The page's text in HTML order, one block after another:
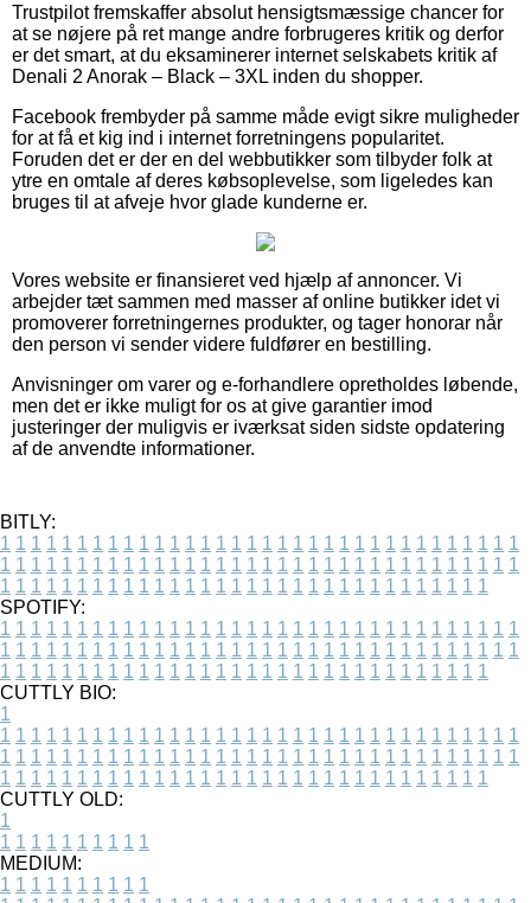
Trustpilot fremskaffer absolut hensigtsmæssige chancer for
at se nøjere på ret mange andre forbrugeres kritik og derfor
er det smart, at du eksaminerer internet selskabets kritik af
Denali 2 Anorak – Black – 3XL inden du shopper.
Facebook frembyder på samme måde evigt sikre muligheder
for at få et kig ind i internet forretningens popularitet.
Foruden det er der en del webbutikker som tilbyder folk at
ytre en omtale af deres købsoplevelse, som ligeledes kan
bruges til at afveje hvor glade kunderne er.
Vores website er finansieret ved hjælp af annoncer. Vi
arbejder tæt sammen med masser af online butikker idet vi
promoverer forretningernes produkter, og tager honorar når
den person vi sender videre fuldfører en bestilling.
Anvisninger om varer og e-forhandlere opretholdes løbende,
men det er ikke muligt for os at give garantier imod
justeringer der muligvis er iværksat siden sidste opdatering
af de anvendte informationer.
BITLY:
1 1 1 1 1 1 1 1 1 1 1 1 1 1 1 1 1 1 1 1 1 1 1 1 1 1 1 1 1 1 1 1 1 1
1 1 1 1 1 1 1 1 1 1 1 1 1 1 1 1 1 1 1 1 1 1 1 1 1 1 1 1 1 1 1 1 1 1
1 1 1 1 1 1 1 1 1 1 1 1 1 1 1 1 1 1 1 1 1 1 1 1 1 1 1 1 1 1 1 1
SPOTIFY:
1 1 1 1 1 1 1 1 1 1 1 1 1 1 1 1 1 1 1 1 1 1 1 1 1 1 1 1 1 1 1 1 1 1
1 1 1 1 1 1 1 1 1 1 1 1 1 1 1 1 1 1 1 1 1 1 1 1 1 1 1 1 1 1 1 1 1 1
1 1 1 1 1 1 1 1 1 1 1 1 1 1 1 1 1 1 1 1 1 1 1 1 1 1 1 1 1 1 1 1
CUTTLY BIO:
1
1 1 1 1 1 1 1 1 1 1 1 1 1 1 1 1 1 1 1 1 1 1 1 1 1 1 1 1 1 1 1 1 1 1
1 1 1 1 1 1 1 1 1 1 1 1 1 1 1 1 1 1 1 1 1 1 1 1 1 1 1 1 1 1 1 1 1 1
1 1 1 1 1 1 1 1 1 1 1 1 1 1 1 1 1 1 1 1 1 1 1 1 1 1 1 1 1 1 1 1
CUTTLY OLD:
1
1 1 1 1 1 1 1 1 1 1
MEDIUM:
1 1 1 1 1 1 1 1 1 1